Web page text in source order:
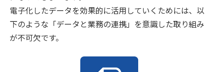
電子化したデータを効果的に活用していくためには、以
下のような「データと業務の連携」を意識した取り組み
が不可欠です。